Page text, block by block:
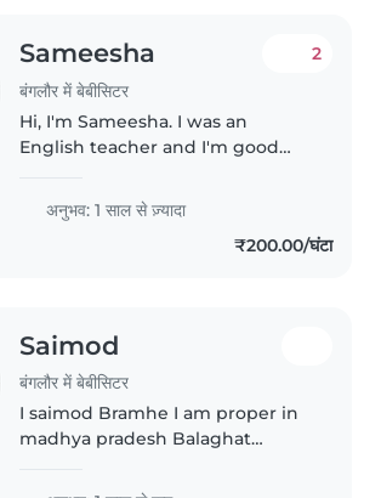
Sameesha
बंगलौर में बेबीसिटर
2
Hi, I'm Sameesha. I was an
English teacher and I'm good
studies, daily routine, and
improve their English
अनुभव: 1 साल से ज़्यादा
₹200.00/घंटा
Saimod
बंगलौर में बेबीसिटर
I saimod Bramhe I am proper in
madhya pradesh Balaghat
infrastructure limited last 13 year